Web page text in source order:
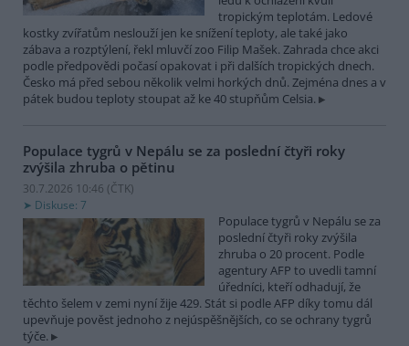
tropickým teplotám. Ledové
kostky zvířatům neslouží jen ke snížení teploty, ale také jako
zábava a rozptýlení, řekl mluvčí zoo Filip Mašek. Zahrada chce akci
podle předpovědi počasí opakovat i při dalších tropických dnech.
Česko má před sebou několik velmi horkých dnů. Zejména dnes a v
pátek budou teploty stoupat až ke 40 stupňům Celsia.
Populace tygrů v Nepálu se za poslední čtyři roky
zvýšila zhruba o pětinu
30.7.2026 10:46 (ČTK)
Diskuse: 7
Populace tygrů v Nepálu se za
poslední čtyři roky zvýšila
zhruba o 20 procent. Podle
agentury AFP to uvedli tamní
úředníci, kteří odhadují, že
těchto šelem v zemi nyní žije 429. Stát si podle AFP díky tomu dál
upevňuje pověst jednoho z nejúspěšnějších, co se ochrany tygrů
týče.